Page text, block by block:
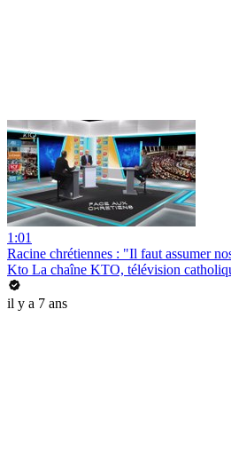
1:01
Racine chrétiennes : "Il faut assumer
Kto La chaîne KTO, télévision
il y a 7 ans